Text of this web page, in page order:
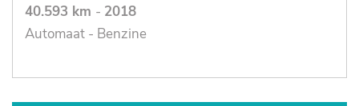
40.593 km - 2018
Automaat - Benzine